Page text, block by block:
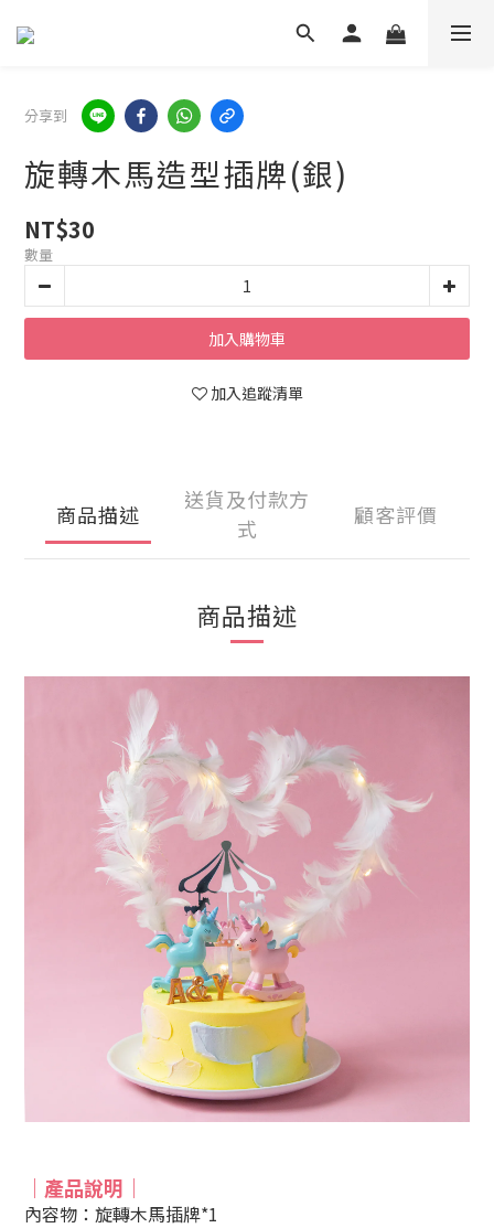
分享到
旋轉木馬造型插牌(銀)
NT$30
數量
加入購物車
加入追蹤清單
商品描述
送貨及付款方
式
顧客評價
商品描述
｜產品說明 ｜
內容物：旋轉木馬插牌*1